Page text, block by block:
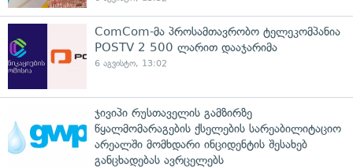
ComCom-მა პროსამთავრობო ტელეკომპანია
POSTV 2 500 ლარით დააჯარიმა
6 აგვისტო, 13:02
ჯივიპი რუსთაველის გამზირზე
წყალმომარაგების ქსელების სარეაბილიტაციო
არეალში მომხდარი ინციდენტის შესახებ
განცხადებას ავრცელებს